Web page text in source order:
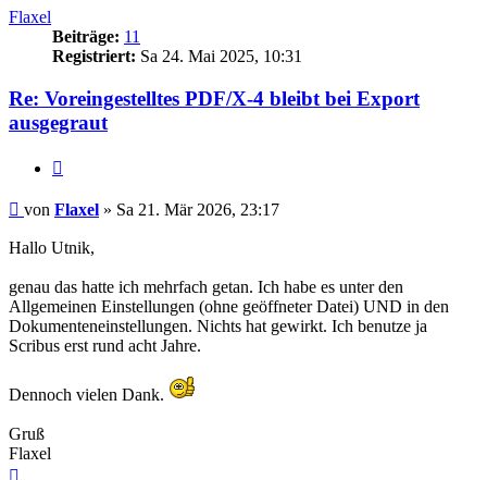
Flaxel
Beiträge: 11
Registriert: Sa 24. Mai 2025, 10:31
Re: Voreingestelltes PDF/X-4 bleibt bei Export
ausgegraut
Beitrag
von Flaxel » Sa 21. Mär 2026, 23:17
Hallo Utnik,
genau das hatte ich mehrfach getan. Ich habe es unter den
Allgemeinen Einstellungen (ohne geöffneter Datei) UND in den
Dokumenteneinstellungen. Nichts hat gewirkt. Ich benutze ja
Scribus erst rund acht Jahre.
Dennoch vielen Dank.
Gruß
Flaxel